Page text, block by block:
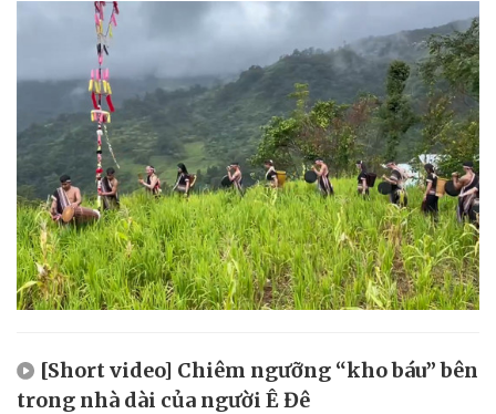
[Short video] Chiêm ngưỡng “kho báu” bên
trong nhà dài của người Ê Đê